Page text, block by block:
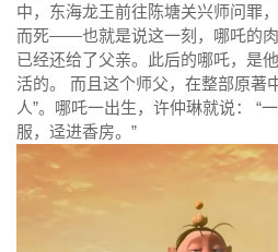
中，东海龙王前往陈塘关兴师问罪
而死——也就是说这一刻，哪吒的
已经还给了父亲。此后的哪吒，是
活的。 而且这个师父，在整部原著
人”。哪吒一出生，许仲琳就说： “
服，迳进香房。”